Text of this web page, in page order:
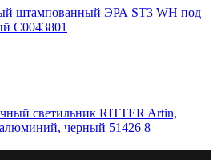
штампованный ЭРА ST3 WH под
C0043801